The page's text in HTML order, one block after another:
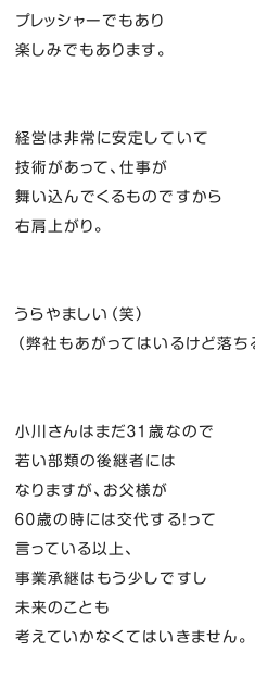
プレッシャーでもあり
楽しみでもあります。
経営は非常に安定していて
技術があって、仕事が
舞い込んでくるものですから
右肩上がり。
うらやましい（笑）
（弊社もあがってはいるけど落ち
小川さんはまだ３１歳なので
若い部類の後継者には
なりますが、お父様が
６０歳の時には交代する！って
言っている以上、
事業承継はもう少しですし
未来のことも
考えていかなくてはいきません。